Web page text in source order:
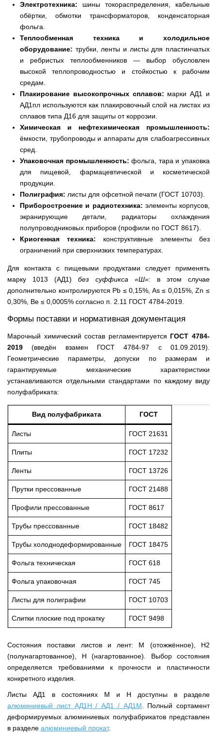
Электротехника: шины токораспределения, кабельные
обёртки, обмотки трансформаторов, конденсаторная
фольга.
Теплообменная техника и холодильное
оборудование: трубки, ленты и листы для пластинчатых
и ребристых теплообменников — выбор обусловлен
высокой теплопроводностью и стойкостью к рабочим
средам.
Плакирование высокопрочных сплавов: марки АД1 и
АД1пл используются как плакировочный слой на листах из
сплавов типа Д16 для защиты от коррозии.
Химическая и нефтехимическая промышленность:
ёмкости, трубопроводы и аппараты для слабоагрессивных
сред.
Упаковочная промышленность: фольга, тара и упаковка
для пищевой, фармацевтической и косметической
продукции.
Полиграфия: листы для офсетной печати (ГОСТ 10703).
Приборостроение и радиотехника: элементы корпусов,
экранирующие детали, радиаторы охлаждения
полупроводниковых приборов (профили по ГОСТ 8617).
Криогенная техника: конструктивные элементы без
ограничений при сверхнизких температурах.
Для контакта с пищевыми продуктами следует применять
марку 1013 (АД1) без суффикса «Ш»: в этом случае
дополнительно контролируются Pb ≤ 0,15%, As ≤ 0,015%, Zn ≤
0,30%, Be ≤ 0,0005% согласно п. 2.11 ГОСТ 4784-2019.
Формы поставки и нормативная документация
Марочный химический состав регламентируется ГОСТ 4784-
2019 (введён взамен ГОСТ 4784-97 с 01.09.2019).
Геометрические параметры, допуски по размерам и
гарантируемые механические характеристики
устанавливаются отдельными стандартами по каждому виду
полуфабриката:
Вид полуфабриката ГОСТ
Листы ГОСТ 21631
Плиты ГОСТ 17232
Ленты ГОСТ 13726
Прутки прессованные ГОСТ 21488
Профили прессованные ГОСТ 8617
Трубы прессованные ГОСТ 18482
Трубы холоднодеформированные ГОСТ 18475
Фольга техническая ГОСТ 618
Фольга упаковочная ГОСТ 745
Листы для полиграфии ГОСТ 10703
Слитки плоские под прокатку ГОСТ 9498
Состояния поставки листов и лент: М (отожжённое), Н2
(полунагартованное), Н (нагартованное). Выбор состояния
определяется требованиями к прочности и пластичности
конкретного изделия.
Листы АД1 в состояниях М и Н доступны в разделе
алюминиевый лист АД1Н / АД1 / АД1М . Полный сортамент
деформируемых алюминиевых полуфабрикатов представлен
в разделе алюминиевый прокат.